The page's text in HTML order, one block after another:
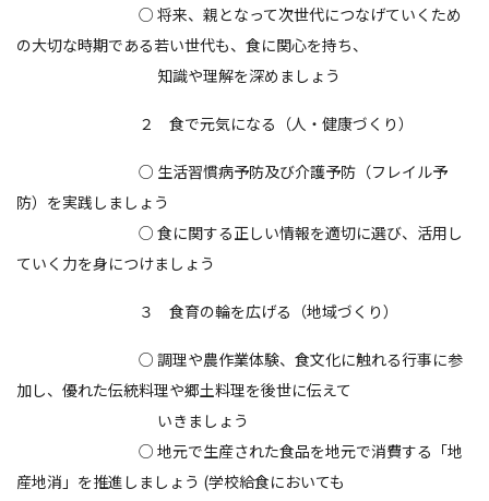
○ 将来、親となって次世代につなげていくため
の大切な時期である若い世代も、食に関心を持ち、
知識や理解を深めましょう
２ 食で元気になる（人・健康づくり）
○ 生活習慣病予防及び介護予防（フレイル予
防）を実践しましょう
○ 食に関する正しい情報を適切に選び、活用し
ていく力を身につけましょう
３ 食育の輪を広げる（地域づくり）
○ 調理や農作業体験、食文化に触れる行事に参
加し、優れた伝統料理や郷土料理を後世に伝えて
いきましょう
○ 地元で生産された食品を地元で消費する「地
産地消」を推進しましょう (学校給食においても